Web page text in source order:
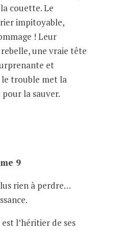
couette. Le
impitoyable,
! Leur
une vraie tête
et
le trouble met la
la sauver.
9
rien à perdre…
l’héritier de ses